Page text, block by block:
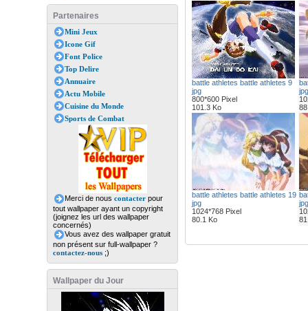
Partenaires
Mini Jeux
Icone Gif
Font Police
Top Delire
Annuaire
Actu Mobile
Cuisine du Monde
Sports de Combat
Merci de nous contacterpour
tout wallpaper ayant un copyright
(joignez les url des wallpaper
concernés)
Vous avez des wallpaper gratuit
non présent sur full-wallpaper ?
contactez-nous;)
Wallpaper du Jour
battle athletes battle athletes 9
jpg
800*600 Pixel
101.3 Ko
jpg
battle athletes battle athletes 19
jpg
1024*768 Pixel
80.1 Ko
jpg